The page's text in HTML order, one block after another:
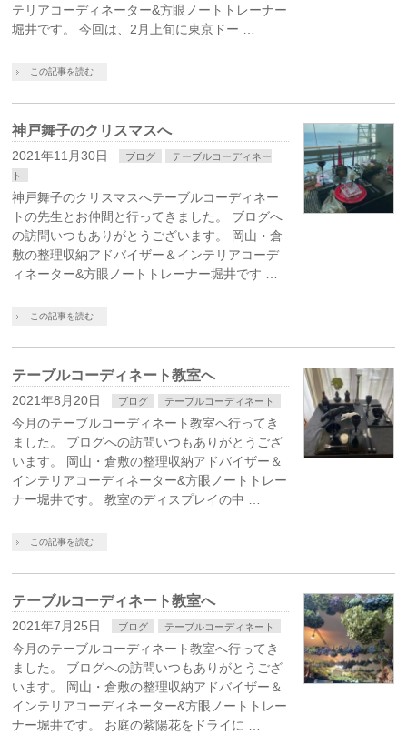
テリアコーディネーター&方眼ノートトレーナー
堀井です。 今回は、2月上旬に東京ドー …
この記事を読む
神戸舞子のクリスマスへ
2021年11月30日 ブログ
テーブルコーディネー
ト
神戸舞子のクリスマスへテーブルコーディネー
トの先生とお仲間と行ってきました。 ブログへ
の訪問いつもありがとうございます。 岡山・倉
敷の整理収納アドバイザー＆インテリアコーデ
ィネーター&方眼ノートトレーナー堀井です …
この記事を読む
テーブルコーディネート教室へ
2021年8月20日 ブログ テーブルコーディネート
今月のテーブルコーディネート教室へ行ってき
ました。 ブログへの訪問いつもありがとうござ
います。 岡山・倉敷の整理収納アドバイザー＆
インテリアコーディネーター&方眼ノートトレー
ナー堀井です。 教室のディスプレイの中 …
この記事を読む
テーブルコーディネート教室へ
2021年7月25日 ブログ テーブルコーディネート
今月のテーブルコーディネート教室へ行ってき
ました。 ブログへの訪問いつもありがとうござ
います。 岡山・倉敷の整理収納アドバイザー＆
インテリアコーディネーター&方眼ノートトレー
ナー堀井です。 お庭の紫陽花をドライに …